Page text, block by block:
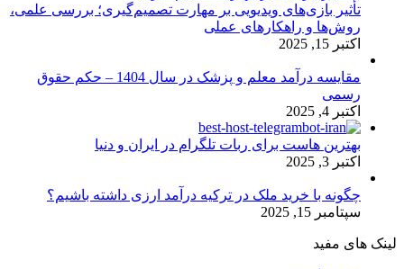
تأثیر بازی‌های ویدیویی بر مهارت تصمیم‌گیری؛ بررسی علمی،
روش‌ها و راهکارهای عملی
اکتبر 15, 2025
مقایسه درآمد معلم و پزشک در سال 1404 – حکم حقوق
رسمی
اکتبر 4, 2025
بهترین هاست برای ربات تلگرام در ایران و دنیا
اکتبر 3, 2025
چگونه با خرید ملک در ترکیه درآمد ارزی داشته باشیم؟
سپتامبر 15, 2025
لینک های مفید